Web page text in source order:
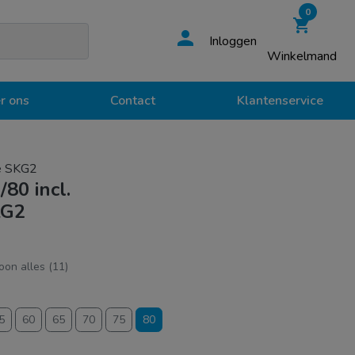
person Inloggen
shopping_cart
0
Winkelmand
ons Contact Klantenservice


incl.
alles (11)
60 65 70 75 80